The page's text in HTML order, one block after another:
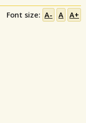
Font size: A- A A+